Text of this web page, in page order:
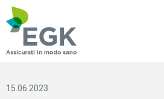
15.06.2023
Cosa state